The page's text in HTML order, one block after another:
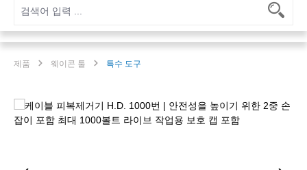
제품 웨이콘 툴 특수 도구
Skip image gallery